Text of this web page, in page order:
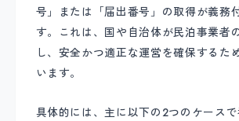
号」または「届出番号」の取得が義務
す。これは、国や自治体が民泊事業者
し、安全かつ適正な運営を確保するた
います。
具体的には、主に以下の2つのケース